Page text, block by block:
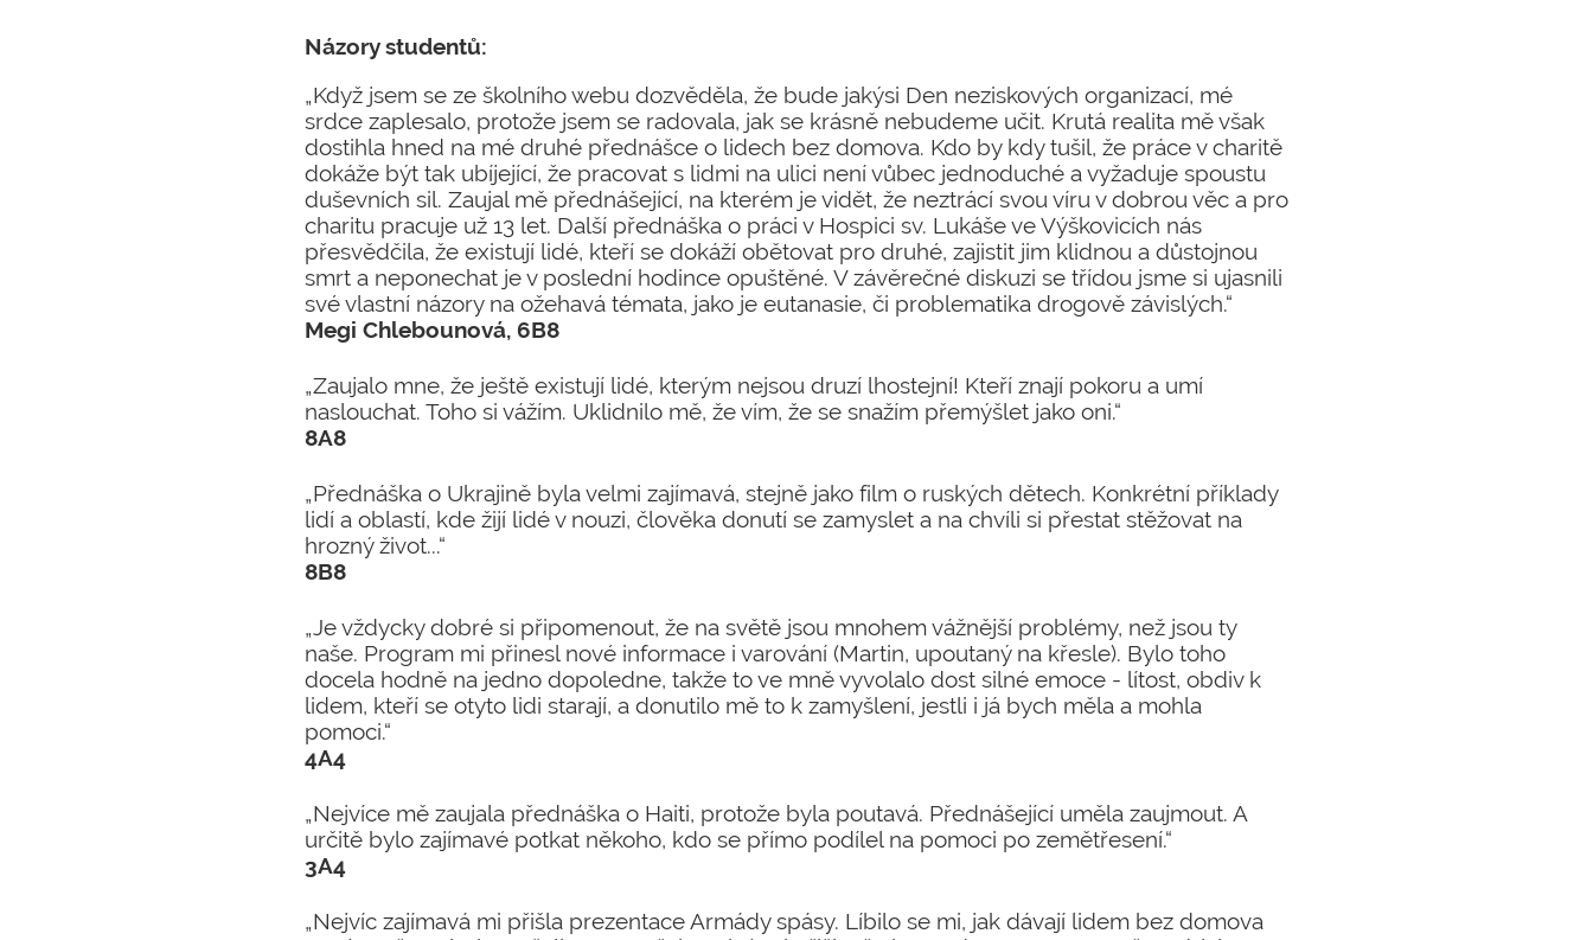
Názory studentů:
„Když jsem se ze školního webu dozvěděla, že bude jakýsi Den neziskových organizací, mé
srdce zaplesalo, protože jsem se radovala, jak se krásně nebudeme učit. Krutá realita mě však
dostihla hned na mé druhé přednášce o lidech bez domova. Kdo by kdy tušil, že práce v charitě
dokáže být tak ubíjející, že pracovat s lidmi na ulici není vůbec jednoduché a vyžaduje spoustu
duševních sil. Zaujal mě přednášející, na kterém je vidět, že neztrácí svou víru v dobrou věc a pro
charitu pracuje už 13 let. Další přednáška o práci v Hospici sv. Lukáše ve Výškovicích nás
přesvědčila, že existují lidé, kteří se dokáží obětovat pro druhé, zajistit jim klidnou a důstojnou
smrt a neponechat je v poslední hodince opuštěné. V závěrečné diskuzi se třídou jsme si ujasnili
své vlastní názory na ožehavá témata, jako je eutanasie, či problematika drogově závislých.“
Megi Chlebounová, 6B8
„Zaujalo mne, že ještě existují lidé, kterým nejsou druzí lhostejní! Kteří znají pokoru a umí
naslouchat. Toho si vážím. Uklidnilo mě, že vím, že se snažím přemýšlet jako oni.“
8A8
„Přednáška o Ukrajině byla velmi zajímavá, stejně jako film o ruských dětech. Konkrétní příklady
lidí a oblastí, kde žijí lidé v nouzi, člověka donutí se zamyslet a na chvíli si přestat stěžovat na
hrozný život...“
8B8
„Je vždycky dobré si připomenout, že na světě jsou mnohem vážnější problémy, než jsou ty
naše. Program mi přinesl nové informace i varování (Martin, upoutaný na křesle). Bylo toho
docela hodně na jedno dopoledne, takže to ve mně vyvolalo dost silné emoce - lítost, obdiv k
lidem, kteří se otyto lidi starají, a donutilo mě to k zamyšlení, jestli i já bych měla a mohla
pomoci.“
4A4
„Nejvíce mě zaujala přednáška o Haiti, protože byla poutavá. Přednášející uměla zaujmout. A
určitě bylo zajímavé potkat někoho, kdo se přímo podílel na pomoci po zemětřesení.“
3A4
„Nejvíc zajímavá mi přišla prezentace Armády spásy. Líbilo se mi, jak dávají lidem bez domova